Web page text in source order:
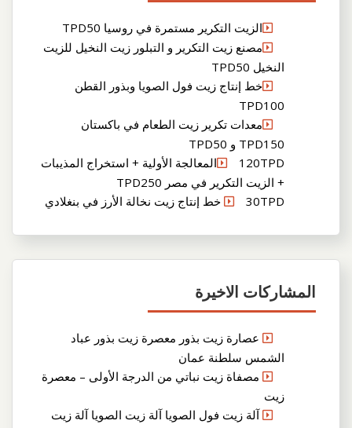
الزيت التكرير مستمرة في روسيا TPD50
مصنع زيت التكرير و التبلور زيت النخيل للزيت
النخيل TPD50
خط إنتاج زيت فول الصويا وبذور القطن
TPD100
معدات تكرير زيت الطعام في باكستان
TPD150 و TPD50
120TPDالمعالجة الأولية + استخراج المذيبات
+ الزيت التكرير في مصر TPD250
30TPD خط إنتاج زيت نخالة الأرز في بنغلادي
المشاركات الاخيرة
عصارة زيت بذور معصرة زيت بذور عباد
الشمس سلطنة عمان
مصفاة زيت نباتي من الدرجة الأولى – معصرة
زيت
آلة زيت فول الصويا آلة زيت الصويا آلة زيت